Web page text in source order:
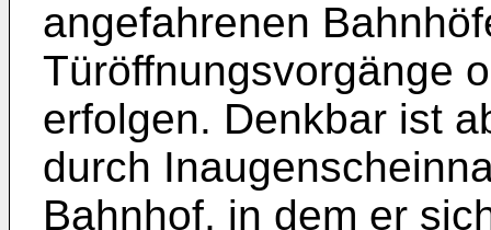
angefahrenen
Türöffnungsvorgänge
erfolgen. Denkbar ist
durch
Bahnhof, in dem er